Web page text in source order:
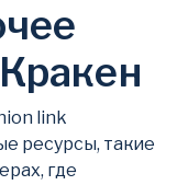
link
ресурсы, такие
где